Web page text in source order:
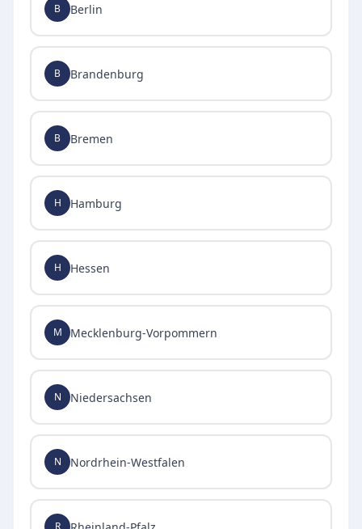
B Berlin
B Brandenburg
B Bremen
H Hamburg
H Hessen
M Mecklenburg-Vorpommern
N Niedersachsen
N Nordrhein-Westfalen
R